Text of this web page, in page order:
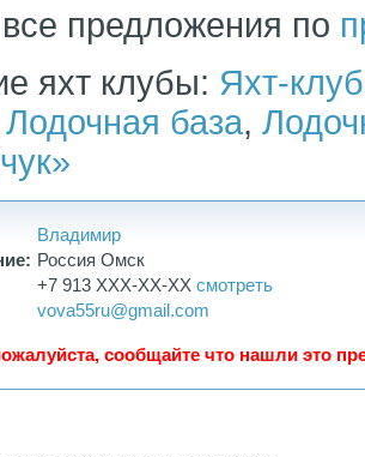
предложения по
яхт клубы: Яхт-
Лодочная база,
Владимир
Россия Омск
+7 913 XXX-XX-XX смотреть
vova55ru@gmail.com
сообщайте что нашли это